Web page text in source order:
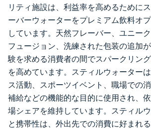
リティ施設は、利益率を高めるために
ーバーウォーターをプレミアム飲料オ
しています。天然フレーバー、ユニー
フュージョン、洗練された包装の追加
験を求める消費者の間でスパークリン
を高めています。スティルウォーター
ス活動、スポーツイベント、職場での
補給などの機能的な目的に使用され、
場シェアを維持しています。スティル
と携帯性は、外出先での消費に好まれ